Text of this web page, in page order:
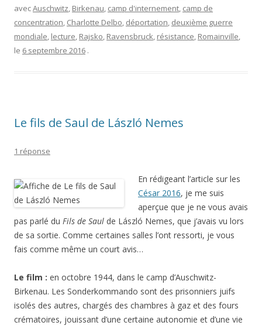
avecAuschwitz, Birkenau, camp d'internement, camp de
concentration, Charlotte Delbo, déportation, deuxième guerre
mondiale, lecture, Rajsko, Ravensbruck, résistance, Romainville,
le 6 septembre 2016 .
Le fils de Saul de László Nemes
1 réponse
En rédigeant l’article sur les
César 2016, je me suis
aperçue que je ne vous avais
pas parlé du Fils de Saul de László Nemes, que j’avais vu lors
de sa sortie. Comme certaines salles l’ont ressorti, je vous
fais comme même un court avis…
Le film : en octobre 1944, dans le camp d’Auschwitz-
Birkenau. Les Sonderkommando sont des prisonniers juifs
isolés des autres, chargés des chambres à gaz et des fours
crématoires, jouissant d’une certaine autonomie et d’une vie